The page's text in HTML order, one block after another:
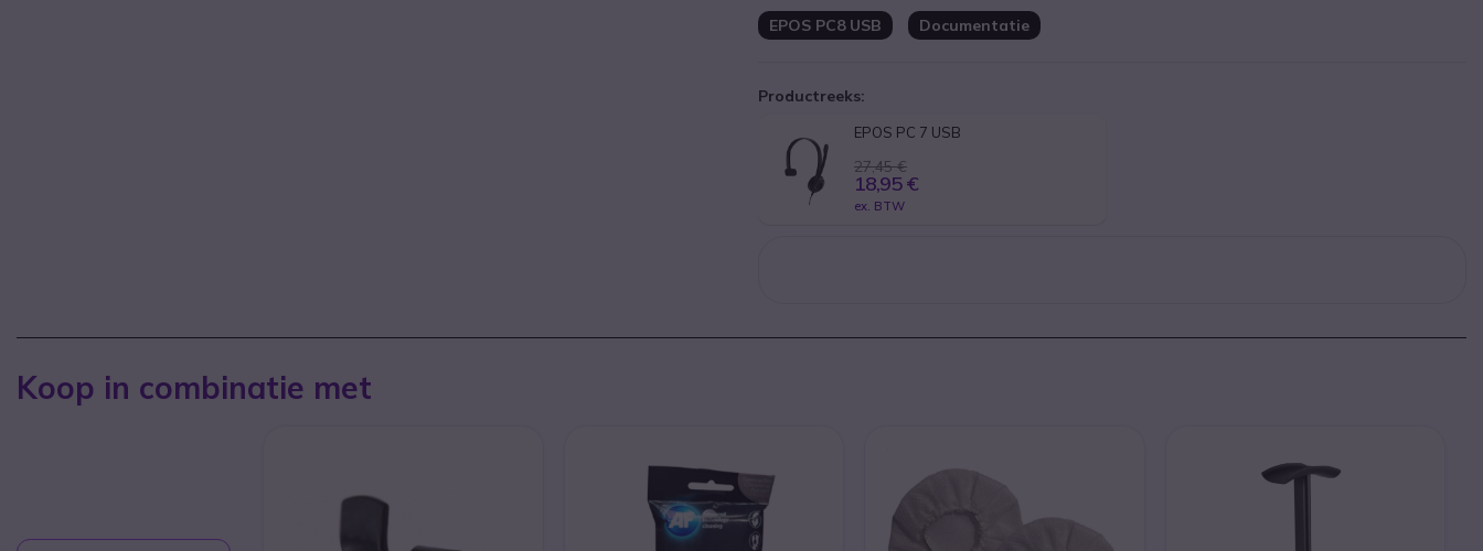
EPOS PC8 USB Documentatie
Productreeks:
EPOS PC 7 USB
27,45 €
18,95 €
ex. BTW
Koop in combinatie met